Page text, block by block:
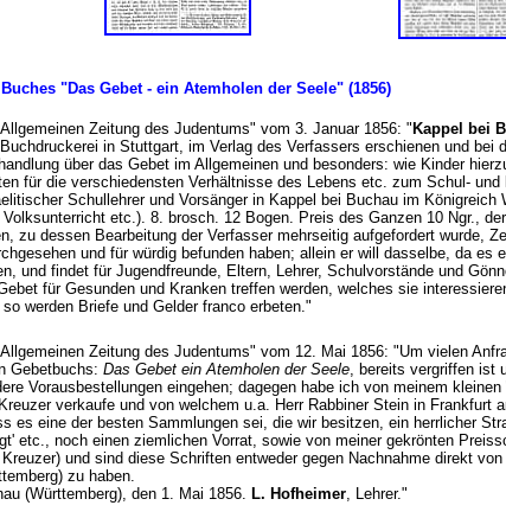
"Das Gebet - ein Atemholen der Seele" (1856)
Zeitung des Judentums" vom 3. Januar 1856: " Kappel bei
in Stuttgart, im Verlag des Verfassers erschienen und bei
über das Gebet im Allgemeinen und besonders: wie Kinder
für die verschiedensten Verhältnisse des Lebens etc. zum Schul-
Schullehrer und Vorsänger in Kappel bei Buchau im
etc.). 8. brosch. 12 Bogen. Preis des Ganzen 10 Ngr.,
zu dessen Bearbeitung der Verfasser mehrseitig aufgefordert wurde,
und für würdig befunden haben; allein er will dasselbe, da
und findet für Jugendfreunde, Eltern, Lehrer, Schulvorstände und
für Gesunden und Kranken treffen werden, welches sie
werden Briefe und Gelder franco erbeten."
Zeitung des Judentums" vom 12. Mai 1856: "Um vielen
Gebetbuchs: Das Gebet ein Atemholen der Seele, bereits vergriffen ist
Vorausbestellungen eingehen; dagegen habe ich von meinem kleinen
verkaufe und von welchem u.a. Herr Rabbiner Stein in Frankfurt
es eine der besten Sammlungen sei, die wir besitzen, ein herrlicher
etc., noch einen ziemlichen Vorrat, sowie von meiner gekrönten
und sind diese Schriften entweder gegen Nachnahme direkt
zu haben.
(Württemberg), den 1. Mai 1856. L. Hofheimer, Lehrer."